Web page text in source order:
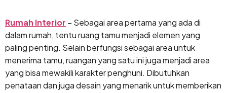
ke
konten
Rumah Interior – Sebagai area pertama yang ada di
dalam rumah, tentu ruang tamu menjadi elemen yang
paling penting. Selain berfungsi sebagai area untuk
menerima tamu, ruangan yang satu ini juga menjadi area
yang bisa mewakili karakter penghuni. Dibutuhkan
penataan dan juga desain yang menarik untuk memberikan